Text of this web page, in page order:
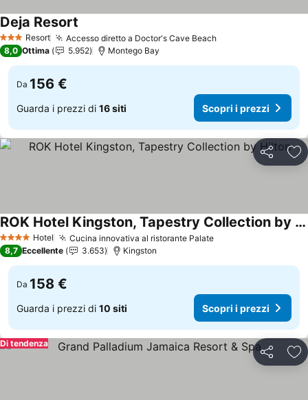
3 StelleResort Accesso diretto a Doctor's Cave BeachScopri i prezzi
Deja Resort
8,0 Ottima 5.952 Montego Bay
Da 156 €
Guarda i prezzi di 16 siti Scopri i prezzi
Condividi
4 Stelle Hotel Cucina innovativa al ristorante PalateScopri i prezzi
ROK Hotel Kingston, Tapestry Collection by Hilton
Scopri i prezzi
8,7 Eccellente 3.653 Kingston
Da 158 €
Guarda i prezzi di 10 siti Scopri i prezzi
Condividi
Di tendenza